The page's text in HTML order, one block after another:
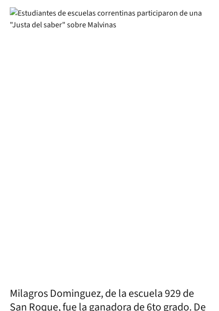
Milagros Dominguez, de la escuela 929 de
San Roque, fue la ganadora de 6to grado. De